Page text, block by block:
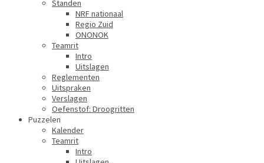
Standen
NRF nationaal
Regio Zuid
ONONOK
Teamrit
Intro
Uitslagen
Reglementen
Uitspraken
Verslagen
Oefenstof: Droogritten
Puzzelen
Kalender
Teamrit
Intro